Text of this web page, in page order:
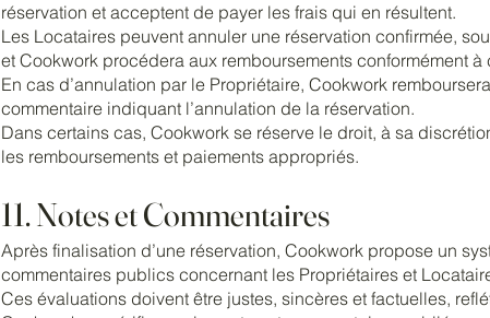
réservation et acceptent de payer les frais qui en résultent.
Les Locataires peuvent annuler une réservation confirmée,
et Cookwork procédera aux remboursements conformément à
En cas d’annulation par le Propriétaire, Cookwork
commentaire indiquant l’annulation de la réservation.
Dans certains cas, Cookwork se réserve le droit, à sa
les remboursements et paiements appropriés.
11. Notes et Commentaires
Après finalisation d’une réservation, Cookwork propose un
commentaires publics concernant les Propriétaires et
Ces évaluations doivent être justes, sincères et factuelles,